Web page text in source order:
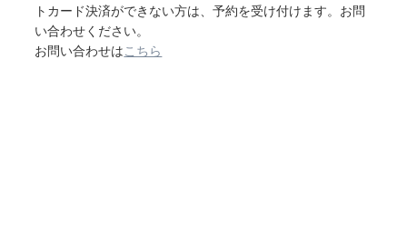
トカード決済ができない方は、予約を受け付けます。お問
い合わせください。
お問い合わせはこちら